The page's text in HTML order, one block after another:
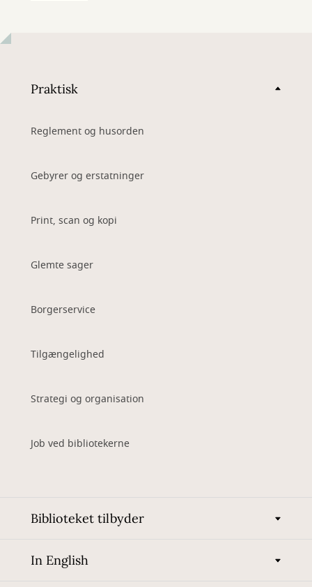
Praktisk
Reglement og husorden
Gebyrer og erstatninger
Print, scan og kopi
Glemte sager
Borgerservice
Tilgængelighed
Strategi og organisation
Job ved bibliotekerne
Biblioteket tilbyder
In English